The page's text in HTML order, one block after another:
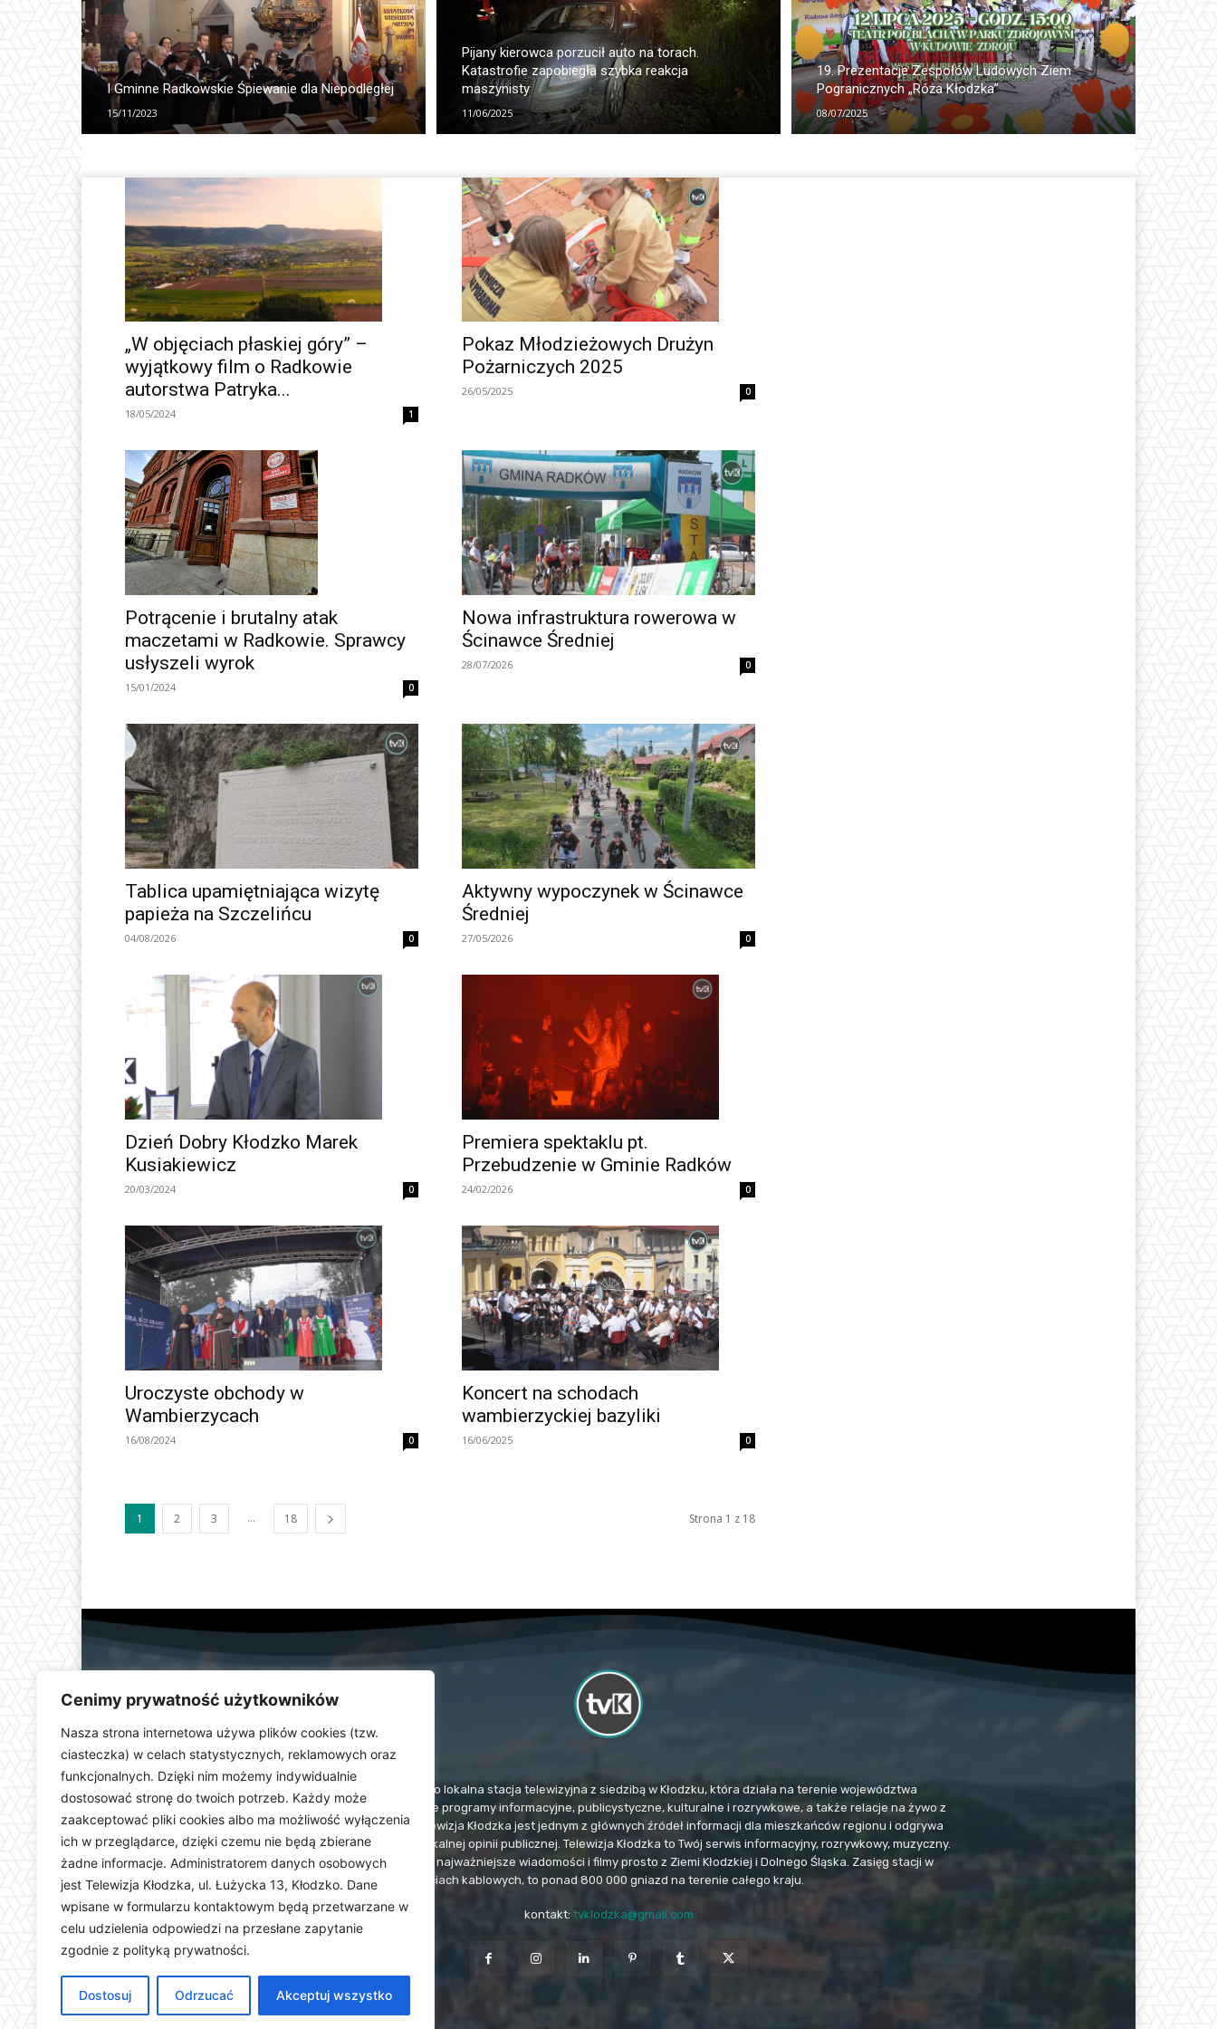
Cenimy prywatność użytkowników
Nasza strona internetowa używa plików cookies (tzw.
ciasteczka) w celach statystycznych, reklamowych oraz
funkcjonalnych. Dzięki nim możemy indywidualnie
dostosować stronę do twoich potrzeb. Każdy może
zaakceptować pliki cookies albo ma możliwość wyłączenia
ich w przeglądarce, dzięki czemu nie będą zbierane
żadne informacje. Administratorem danych osobowych
jest Telewizja Kłodzka, ul. Łużycka 13, Kłodzko. Dane
wpisane w formularzu kontaktowym będą przetwarzane w
celu udzielenia odpowiedzi na przesłane zapytanie
zgodnie z polityką prywatności.
Dostosuj Odrzucać Akceptuj wszystko
I Gminne Radkowskie Śpiewanie dla Niepodległej
15/11/2023
Pijany kierowca porzucił auto na torach.
Katastrofie zapobiegła szybka reakcja
maszynisty
11/06/2025
19. Prezentacje Zespołów Ludowych Ziem
Pogranicznych „Róża Kłodzka”
08/07/2025
„W objęciach płaskiej góry” –
wyjątkowy film o Radkowie
autorstwa Patryka...
18/05/2024 1
Pokaz Młodzieżowych Drużyn
Pożarniczych 2025
26/05/2025 0
Potrącenie i brutalny atak
maczetami w Radkowie. Sprawcy
usłyszeli wyrok
15/01/2024 0
Nowa infrastruktura rowerowa w
Ścinawce Średniej
28/07/2026 0
Tablica upamiętniająca wizytę
papieża na Szczelińcu
04/08/2026 0
Aktywny wypoczynek w Ścinawce
Średniej
27/05/2026 0
Dzień Dobry Kłodzko Marek
Kusiakiewicz
20/03/2024 0
Premiera spektaklu pt.
Przebudzenie w Gminie Radków
24/02/2026 0
Uroczyste obchody w
Wambierzycach
16/08/2024 0
Koncert na schodach
wambierzyckiej bazyliki
16/06/2025 0
1 2 3 ... 18 Strona 1 z 18
Telewizja Kłodzka (TvK) to lokalna stacja telewizyjna z siedzibą w Kłodzku, która działa na terenie województwa
dolnośląskiego. Stacja emituje programy informacyjne, publicystyczne, kulturalne i rozrywkowe, a także relacje na żywo z
wydarzeń i uroczystości. Telewizja Kłodzka jest jednym z głównych źródeł informacji dla mieszkańców regionu i odgrywa
ważną rolę w kształtowaniu lokalnej opinii publicznej. Telewizja Kłodzka to Twój serwis informacyjny, rozrywkowy, muzyczny.
Dostarczamy najświeższe i najważniejsze wiadomości i filmy prosto z Ziemi Kłodzkiej i Dolnego Śląska. Zasięg stacji w
sieciach kablowych, to ponad 800 000 gniazd na terenie całego kraju.
kontakt: tvklodzka@gmail.com